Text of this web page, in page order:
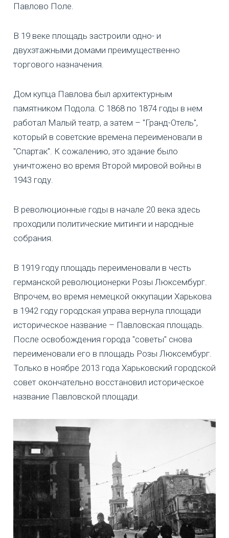
Павлово Поле.
В 19 веке площадь застроили одно- и
двухэтажными домами преимущественно
торгового назначения.
Дом купца Павлова был архитектурным
памятником Подола. С 1868 по 1874 годы в нем
работал Малый театр, а затем – "Гранд-Отель",
который в советские времена переименовали в
"Спартак". К сожалению, это здание было
уничтожено во время Второй мировой войны в
1943 году.
В революционные годы в начале 20 века здесь
проходили политические митинги и народные
собрания.
В 1919 году площадь переименовали в честь
германской революционерки Розы Люксембург.
Впрочем, во время немецкой оккупации Харькова
в 1942 году городская управа вернула площади
историческое название – Павловская площадь.
После освобождения города "советы" снова
переименовали его в площадь Розы Люксембург.
Только в ноябре 2013 года Харьковский городской
совет окончательно восстановил историческое
название Павловской площади.